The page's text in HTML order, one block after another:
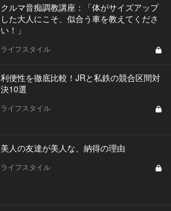
クルマ音痴調教講座：「体がサイズアップ
した大人にこそ、似合う車を教えてくださ
い！」
ライフスタイル
利便性を徹底比較！JRと私鉄の競合区間対
決10選
ライフスタイル
美人の友達が美人な、納得の理由
ライフスタイル